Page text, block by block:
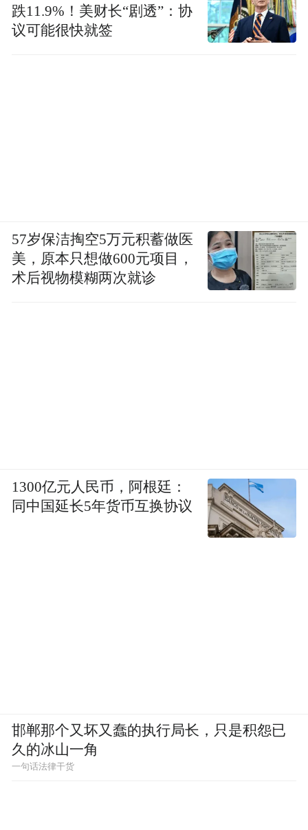
跌11.9%！美财长“剧透”：协
议可能很快就签
57岁保洁掏空5万元积蓄做医
美，原本只想做600元项目，
术后视物模糊两次就诊
1300亿元人民币，阿根廷：
同中国延长5年货币互换协议
邯郸那个又坏又蠢的执行局长，只是积怨已
久的冰山一角
一句话法律干货